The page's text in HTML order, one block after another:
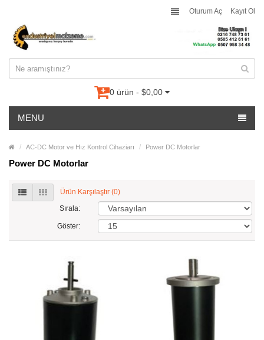
Oturum Aç Kayıt Ol
0 ürün - $0,00
MENU
AC-DC Motor ve Hız Kontrol Cihaziarı Power DC Motorlar
Power DC Motorlar
Ürün Karşılaştır (0)
Sırala:
Göster: